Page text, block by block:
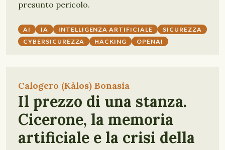
presunto pericolo.
AI IA INTELLIGENZA ARTIFICIALE
SICUREZZA
CYBERSICUREZZA
HACKING OPENAI
Calogero (Kàlos) Bonasia
Il prezzo di una stanza.
Cicerone, la memoria
artificiale e la crisi della